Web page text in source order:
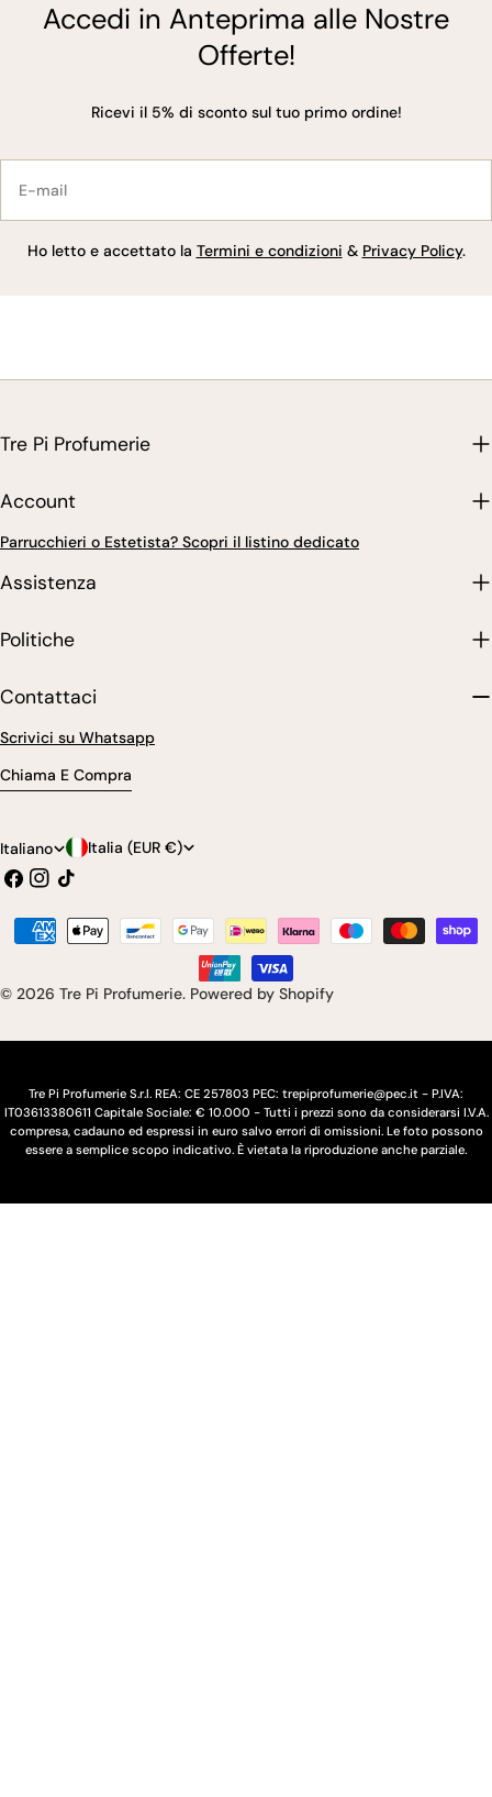
Accedi in Anteprima alle Nostre
Offerte!
Ricevi il 5% di sconto sul tuo primo ordine!
mail
Ho letto e accettato la Termini e condizioni & Privacy Policy.
Tre Pi Profumerie
Account
Parrucchieri o Estetista? Scopri il listino dedicato
Assistenza
Politiche
Contattaci
Scrivici su Whatsapp
Chiama E Compra
L
i
n
u
Italiano
P
a
e
s
e
e
g
o
Italia (EUR €)
Facebook
Instagram
Tic
© 2026 Tre Pi Profumerie. Powered by Shopify
Modalità
Tre Pi Profumerie S.r.l. REA: CE 257803 PEC: trepiprofumerie@pec.it - P.IVA:
IT03613380611 Capitale Sociale: € 10.000 - Tutti i prezzi sono da considerarsi I.V.A.
compresa, cadauno ed espressi in euro salvo errori di omissioni. Le foto possono
essere a semplice scopo indicativo. È vietata la riproduzione anche parziale.